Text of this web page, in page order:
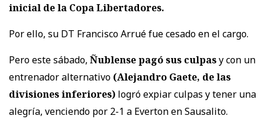
inicial de la Copa Libertadores.
Por ello, su DT Francisco Arrué fue cesado en el cargo.
Pero este sábado, Ñublense pagó sus culpasy con un
entrenador alternativo (Alejandro Gaete, de las
divisiones inferiores) logró expiar culpas y tener una
alegría, venciendo por 2-1 a Everton en Sausalito.